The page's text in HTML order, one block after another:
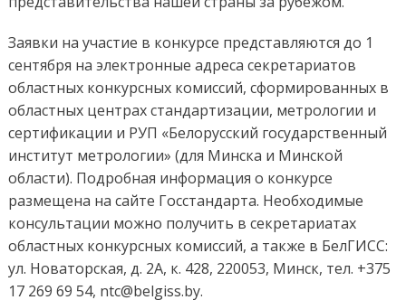
Заявки на участие в конкурсе представляются до 1
сентября на электронные адреса секретариатов
областных конкурсных комиссий, сформированных в
областных центрах стандартизации, метрологии и
сертификации и РУП «Белорусский государственный
институт метрологии» (для Минска и Минской
области). Подробная информация о конкурсе
размещена на сайте Госстандарта. Необходимые
консультации можно получить в секретариатах
областных конкурсных комиссий, а также в БелГИСС:
ул. Новаторская, д. 2А, к. 428, 220053, Минск, тел. +375
17 269 69 54, ntc@belgiss.by.